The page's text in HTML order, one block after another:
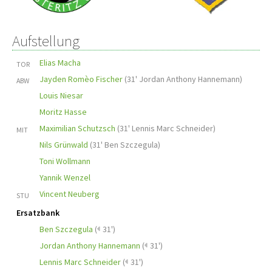
Aufstellung
TOR Elias Macha
ABW Jayden Romèo Fischer (31' Jordan Anthony Hannemann)
Louis Niesar
Moritz Hasse
MIT Maximilian Schutzsch (31' Lennis Marc Schneider)
Nils Grünwald (31' Ben Szczegula)
Toni Wollmann
Yannik Wenzel
STU
Vincent Neuberg
Ersatzbank
Ben Szczegula ( 31')
Jordan Anthony Hannemann ( 31')
Lennis Marc Schneider ( 31')